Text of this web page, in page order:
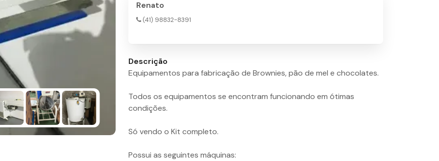
Renato
(41) 98832-8391
Descrição
Equipamentos para fabricação de Brownies, pão de mel e chocolates.
Todos os equipamentos se encontram funcionando em ótimas
condições.
Só vendo o Kit completo.
Possui as seguintes máquinas: